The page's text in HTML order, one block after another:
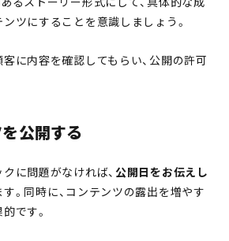
ツにすることを意識しましょう。
に内容を確認してもらい、公開の許可
公開する
に問題がなければ、 公開日をお伝えし
す。同時に、コンテンツの露出を増やす
です。